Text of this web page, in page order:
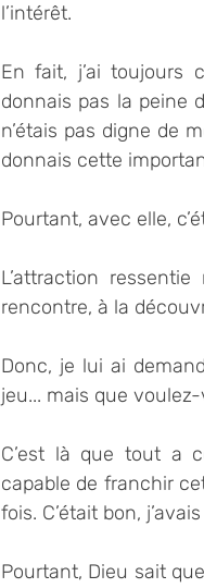
l’intérêt.
En fait, j’ai
donnais pas la peine
n’étais pas digne de
donnais cette
Pourtant, avec elle,
L’attraction
rencontre, à la
Donc, je lui ai
jeu... mais que
C’est là que tout a
capable de franchir
fois. C’était bon,
Pourtant, Dieu sait